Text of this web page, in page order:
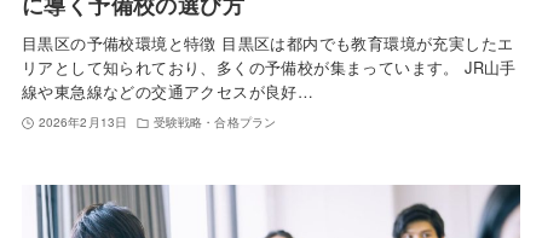
目黒区の予備校環境と特徴 目黒区は都内でも教育環境が充実したエ
リアとして知られており、多くの予備校が集まっています。 JR山手
線や東急線などの交通アクセスが良好…
2026年2月13日 受験戦略・合格プラン